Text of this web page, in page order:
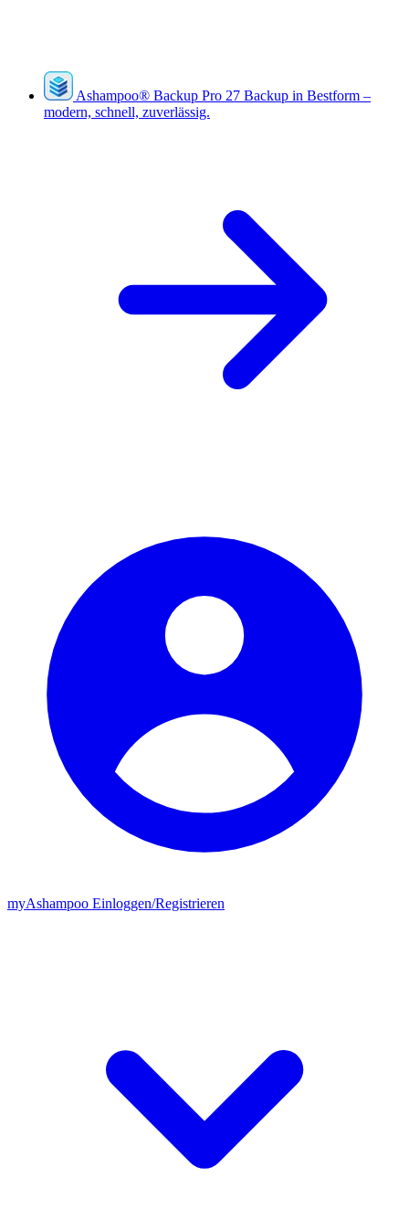
Ashampoo® Backup Pro 27 Backup in Bestform –
modern, schnell, zuverlässig.
myAshampoo Einloggen/Registrieren